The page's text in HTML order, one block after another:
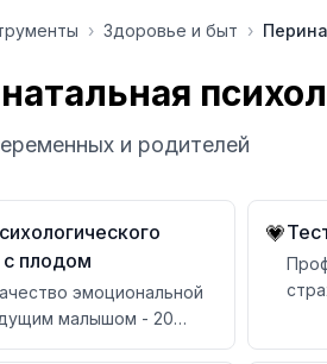
› Здоровье и быт ›
и родителей
с плодом
эмоциональной
малышом - 20
научной
💗